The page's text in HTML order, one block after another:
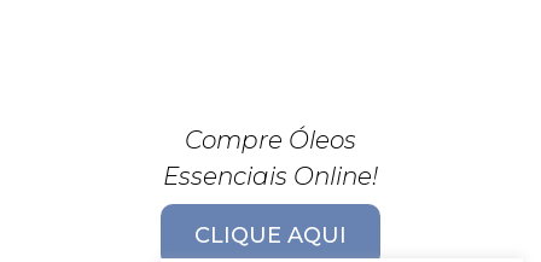
Compre Óleos
Essenciais Online!
CLIQUE AQUI